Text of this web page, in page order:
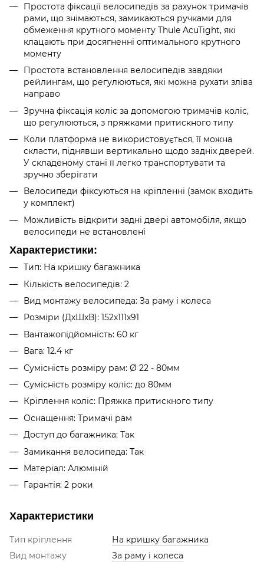
Простота фіксації велосипедів за рахунок тримачів
рами, що знімаються, замикаються ручками для
обмеження крутного моменту Thule AcuTight, які
клацають при досягненні оптимального крутного
моменту
Простота встановлення велосипедів завдяки
рейлингам, що регулюються, які можна рухати зліва
направо
Зручна фіксація коліс за допомогою тримачів коліс,
що регулюються, з пряжками притискного типу
Коли платформа не використовується, її можна
скласти, піднявши вертикально щодо задніх дверей.
У складеному стані її легко транспортувати та
зручно зберігати
Велосипеди фіксуються на кріпленні (замок входить
у комплект)
Можливість відкрити задні двері автомобіля, якщо
велосипеди не встановлені
Характеристики:
Тип: На кришку багажника
Кількість велосипедів: 2
Вид монтажу велосипеда: За раму і колеса
Розміри (ДхШхВ): 152x111x91
Вантажопідйомність: 60 кг
Вага: 12.4 кг
Сумісність розміру рам: Ø 22 - 80мм
Сумісність розміру коліс: до 80мм
Кріплення коліс: Пряжка притискного типу
Оснащення: Тримачі рам
Доступ до багажника: Так
Замикання велосипеда: Так
Матеріал: Алюміній
Гарантія: 2 роки
Характеристики
Тип кріплення
На кришку багажника
Вид монтажу
За раму і колеса